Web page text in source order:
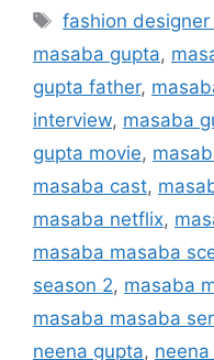
fashion
masaba gupta,
gupta father,
interview, masaba
gupta movie,
masaba cast,
masaba netflix,
masaba masaba
season 2, masaba
masaba masaba
neena gupta,